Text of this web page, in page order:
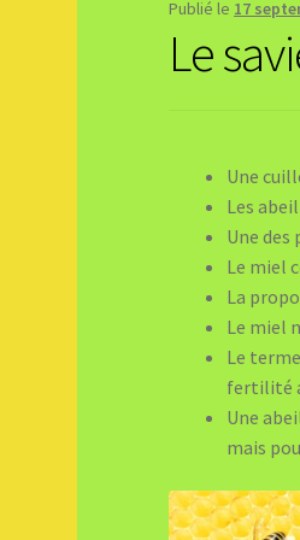
Publié le 17
Le
Une
Les
Une
Le miel
La
Le miel
Le
fertilité
Une
mais